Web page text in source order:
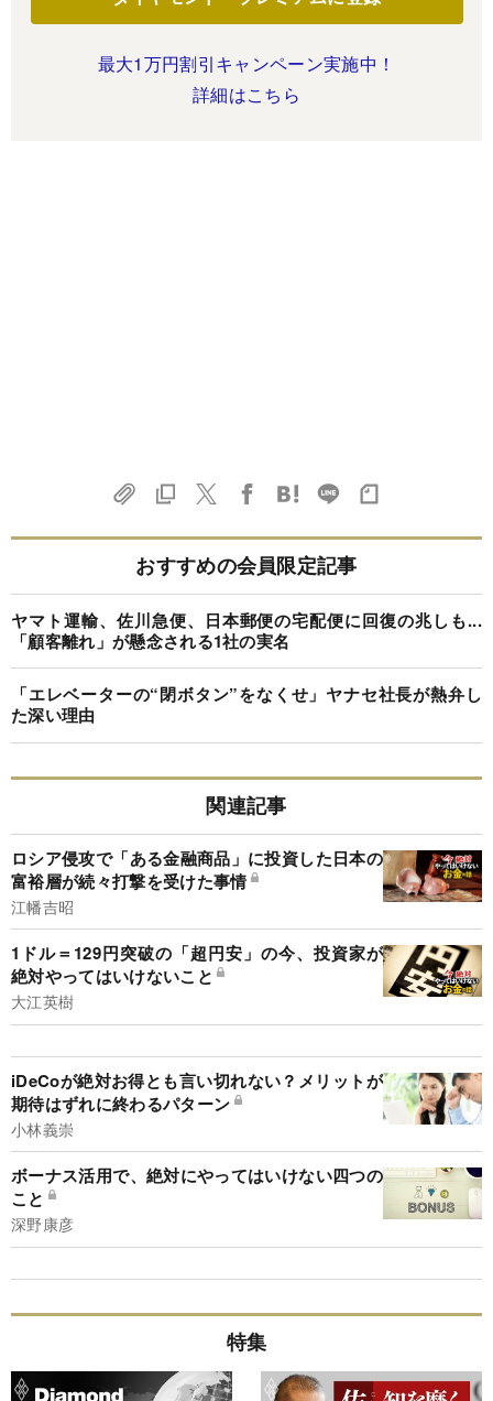
最大1万円割引キャンペーン実施中！
詳細はこちら
おすすめの会員限定記事
ヤマト運輸、佐川急便、日本郵便の宅配便に回復の兆しも...
「顧客離れ」が懸念される1社の実名
「エレベーターの“閉ボタン”をなくせ」ヤナセ社長が熱弁し
た深い理由
関連記事
ロシア侵攻で「ある金融商品」に投資した日本の
富裕層が続々打撃を受けた事情
江幡吉昭
1ドル＝129円突破の「超円安」の今、投資家が
絶対やってはいけないこと
大江英樹
iDeCoが絶対お得とも言い切れない？メリットが
期待はずれに終わるパターン
小林義崇
ボーナス活用で、絶対にやってはいけない四つの
こと
深野康彦
特集